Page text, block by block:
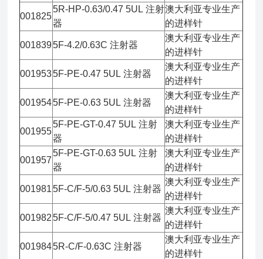
001825
5R-HP-0.63/0.47 5UL 注射
器
澳大利亚专业生产
的进样针
0018395F-4.2/0.63C 注射器
澳大利亚专业生产
的进样针
0019535F-PE-0.47 5UL 注射器
澳大利亚专业生产
的进样针
0019545F-PE-0.63 5UL 注射器
澳大利亚专业生产
的进样针
001955
5F-PE-GT-0.47 5UL 注射
器
澳大利亚专业生产
的进样针
001957
5F-PE-GT-0.63 5UL 注射
器
澳大利亚专业生产
的进样针
001981 5F-C/F-5/0.63 5UL 注射器
澳大利亚专业生产
的进样针
001982 5F-C/F-5/0.47 5UL 注射器
澳大利亚专业生产
的进样针
0019845R-C/F-0.63C 注射器
澳大利亚专业生产
的进样针